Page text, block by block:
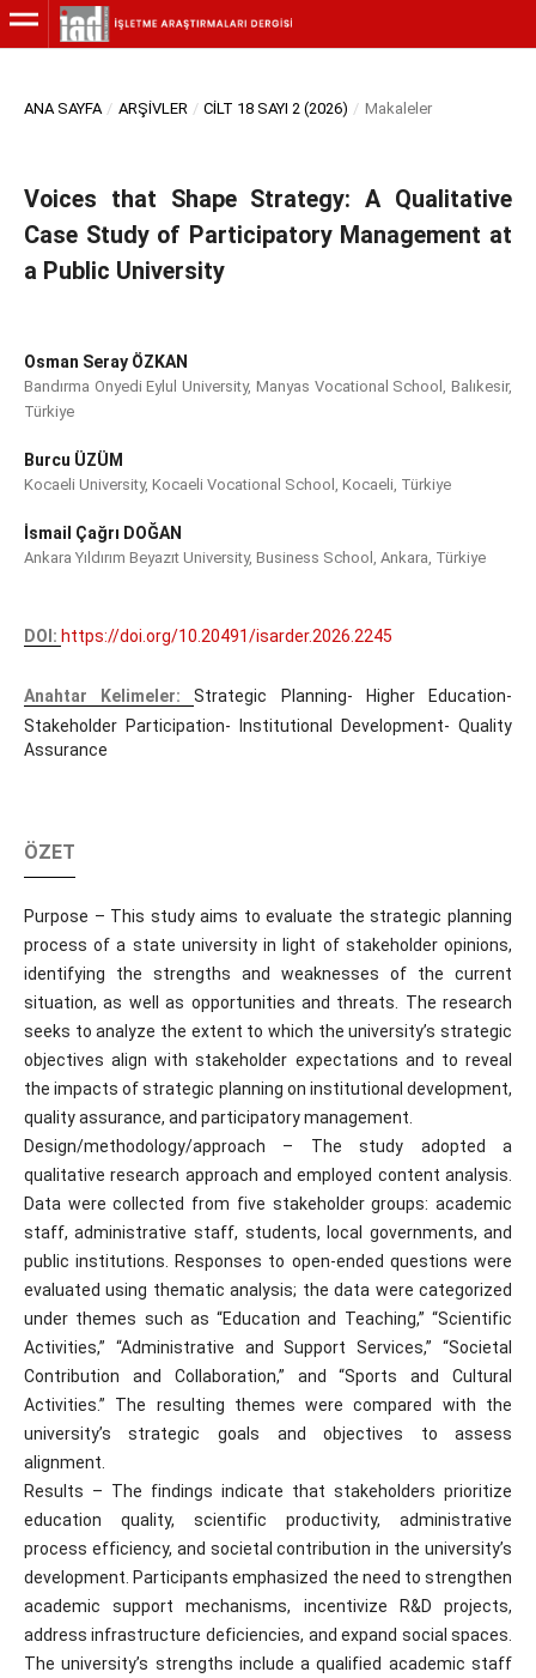
ANA SAYFA / ARŞIVLER / CILT 18 SAYI 2 (2026) / Makaleler
Voices that Shape Strategy: A Qualitative
Case Study of Participatory Management at
a Public University
Osman Seray ÖZKAN
Bandırma Onyedi Eylul University, Manyas Vocational School, Balıkesir,
Türkiye
Burcu ÜZÜM
Kocaeli University, Kocaeli Vocational School, Kocaeli, Türkiye
İsmail Çağrı DOĞAN
Ankara Yıldırım Beyazıt University, Business School, Ankara, Türkiye
DOI: https://doi.org/10.20491/isarder.2026.2245
Anahtar Kelimeler:Strategic Planning- Higher Education-
Stakeholder Participation- Institutional Development- Quality
Assurance
ÖZET
Purpose – This study aims to evaluate the strategic planning
process of a state university in light of stakeholder opinions,
identifying the strengths and weaknesses of the current
situation, as well as opportunities and threats. The research
seeks to analyze the extent to which the university’s strategic
objectives align with stakeholder expectations and to reveal
the impacts of strategic planning on institutional development,
quality assurance, and participatory management.
Design/methodology/approach – The study adopted a
qualitative research approach and employed content analysis.
Data were collected from five stakeholder groups: academic
staff, administrative staff, students, local governments, and
public institutions. Responses to open-ended questions were
evaluated using thematic analysis; the data were categorized
under themes such as “Education and Teaching,” “Scientific
Activities,” “Administrative and Support Services,” “Societal
Contribution and Collaboration,” and “Sports and Cultural
Activities.” The resulting themes were compared with the
university’s strategic goals and objectives to assess
alignment.
Results – The findings indicate that stakeholders prioritize
education quality, scientific productivity, administrative
process efficiency, and societal contribution in the university’s
development. Participants emphasized the need to strengthen
academic support mechanisms, incentivize R&D projects,
address infrastructure deficiencies, and expand social spaces.
The university’s strengths include a qualified academic staff